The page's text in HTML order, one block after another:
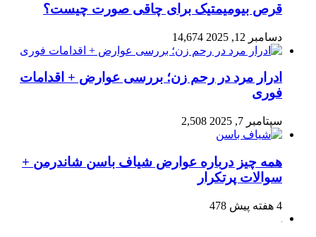
قرص بیومیمتیک برای چاقی صورت چیست؟
دسامبر 12, 2025 14,674
ادرار مرد در رحم زن؛ بررسی عوارض + اقدامات
فوری
سپتامبر 7, 2025 2,508
همه چیز درباره عوارض شیاف باسن شاندرمن +
سوالات پرتکرار
4 هفته پیش 478